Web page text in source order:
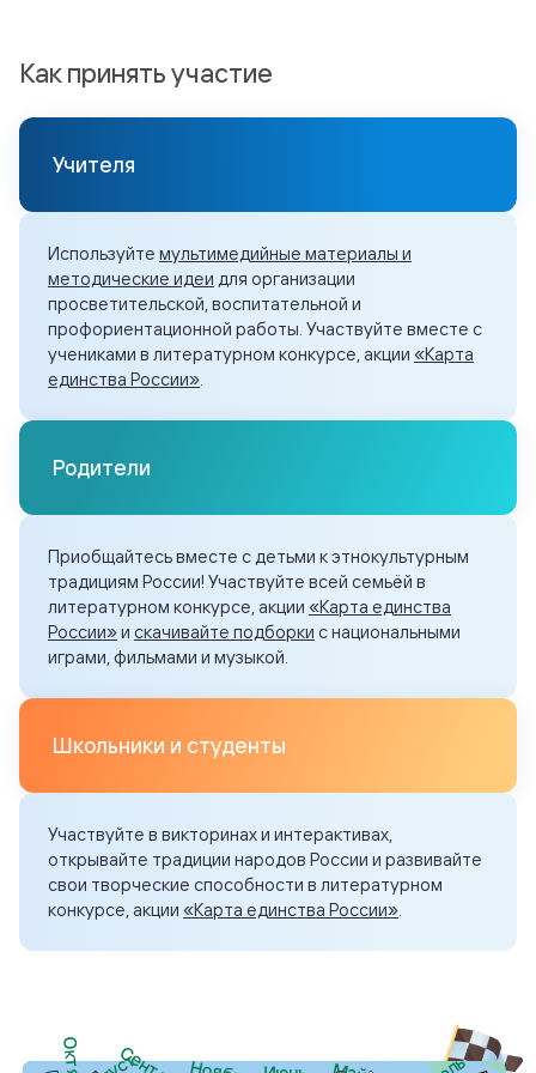
Как принять участие
Учителя
Используйте мультимедийные материалы и
методические идеи для организации
просветительской, воспитательной и
профориентационной работы. Участвуйте вместе с
учениками в литературном конкурсе , акции «Карта
единства России»
Родители
Приобщайтесь вместе с детьми к этнокультурным
традициям России! Участвуйте всей семьёй в
литературном конкурсе , акции «Карта единства
России»и скачивайте подборки с национальными
играми, фильмами и музыкой.
Школьники и студенты
Участвуйте в викторинах и интерактивах
открывайте традиции народов России и развивайте
свои творческие способности в литературном
конкурсе , акции «Карта единства России»